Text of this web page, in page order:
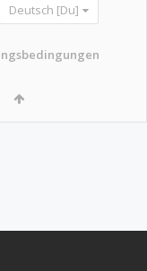
Deutsch [Du]